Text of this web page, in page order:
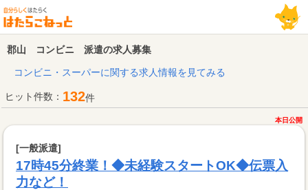
郡山 コンビニ 派遣の求人募集
コンビニ・スーパーに関する求人情報を見てみる
ヒット件数： 132件
本日公開
[一般派遣]
17時45分終業！◆未経験スタートOK◆伝票入
力など！